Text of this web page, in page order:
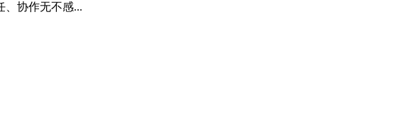
、协作无不感...